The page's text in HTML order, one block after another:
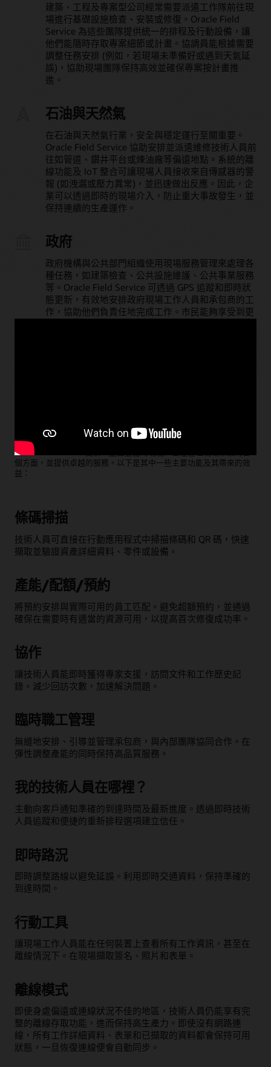
建築、工程及專案型公司經常需要派遣工作隊前往現
場進行基礎設施檢查、安裝或修復。Oracle Field
Service 為這些團隊提供統一的排程及行動設備，讓
他們能隨時存取專案細節或計畫。協調員能根據需要
調整任務安排 (例如，若現場未準備好或遇到天氣延
誤)，協助現場團隊保持高效並確保專案按計畫推
進。
石油與天然氣
在石油與天然氣行業，安全與穩定運行至關重要。
Oracle Field Service 協助安排並派遣維修技術人員前
往如管道、鑽井平台或煉油廠等偏遠地點。系統的離
線功能及 IoT 整合可讓現場人員接收來自傳感器的警
報 (如洩漏或壓力異常)，並迅速做出反應。因此，企
業可以透過即時的現場介入，防止重大事故發生，並
保持連續的生產運作。
政府
政府機構與公共部門組織使用現場服務管理來處理各
種任務，如建築檢查、公共設施維護、公共事業服務
等。Oracle Field Service 可透過 GPS 追蹤和即時狀
態更新，有效地安排政府現場工作人員和承包商的工
作，協助他們負責任地完成工作。市民能夠享受到更
Oracle Field Service 提供一整套豐富的功能，旨在管理現場作業的各
個方面，並提供卓越的服務。以下是其中一些主要功能及其帶來的效
益：
條碼掃描
技術人員可直接在行動應用程式中掃描條碼和 QR 碼，快速
擷取並驗證資產詳細資料、零件或設備。
產能/配額/預約
將預約安排與實際可用的員工匹配。避免超額預約，並通過
確保在需要時有適當的資源可用，以提高首次修復成功率。
協作
讓技術人員能即時獲得專家支援，訪問文件和工作歷史記
錄。減少回訪次數，加速解決問題。
臨時職工管理
無縫地安排、引導並管理承包商，與內部團隊協同合作。在
彈性調整產能的同時保持高品質服務。
我的技術人員在哪裡？
主動向客戶通知準確的到達時間及最新進度。透過即時技術
人員追蹤和便捷的重新排程選項建立信任。
即時路況
即時調整路線以避免延誤。利用即時交通資料，保持準確的
到達時間。
行動工具
讓現場工作人員能在任何裝置上查看所有工作資訊，甚至在
離線情況下。在現場擷取簽名、照片和表單。
離線模式
即使身處偏遠或連線狀況不佳的地區，技術人員仍能享有完
整的離線存取功能，進而保持高生產力。即使沒有網路連
線，所有工作詳細資料、表單和已擷取的資料都會保持可用
狀態，一旦恢復連線便會自動同步。